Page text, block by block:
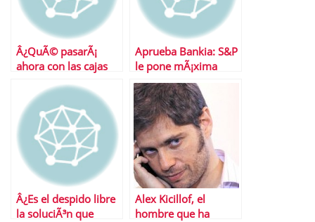
Â¿QuÃ© pasarÃ¡
ahora con las cajas
Aprueba Bankia: S&P
le pone mÃ¡xima
calificaciÃ³n a sus
cÃ©dulas
hipotecarias
Â¿Es el despido libre
la soluciÃ³n que
Alex Kicillof, el
hombre que ha